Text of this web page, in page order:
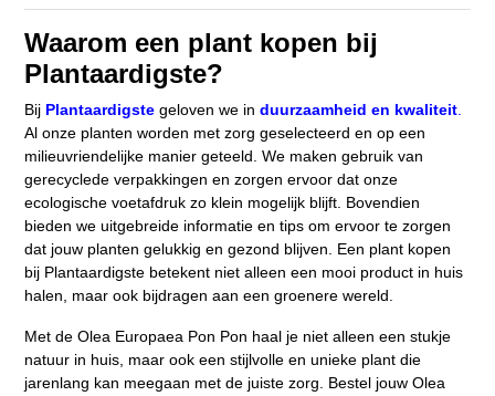
Waarom een plant kopen bij
Plantaardigste?
Bij Plantaardigste geloven we induurzaamheid en kwaliteit
Al onze planten worden met zorg geselecteerd en op een
milieuvriendelijke manier geteeld. We maken gebruik van
gerecyclede verpakkingen en zorgen ervoor dat onze
ecologische voetafdruk zo klein mogelijk blijft. Bovendien
bieden we uitgebreide informatie en tips om ervoor te zorgen
dat jouw planten gelukkig en gezond blijven. Een plant kopen
bij Plantaardigste betekent niet alleen een mooi product in huis
halen, maar ook bijdragen aan een groenere wereld.
Met de Olea Europaea Pon Pon haal je niet alleen een stukje
natuur in huis, maar ook een stijlvolle en unieke plant die
jarenlang kan meegaan met de juiste zorg. Bestel jouw Olea